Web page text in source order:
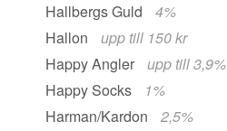
Hallbergs Guld
4%
Hallon
upp till 150 kr
Happy Angler
upp till 3,9%
Happy Socks
1%
Harman/Kardon
2,5%